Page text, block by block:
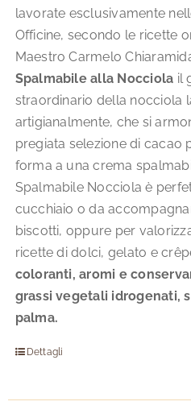
lavorate esclusivamente
Officine, secondo le ricette
Maestro Carmelo
Spalmabile alla Nocciola il
straordinario della nocciola
artigianalmente, che si
pregiata selezione di cacao
forma a una crema
Spalmabile Nocciola è
cucchiaio o da
biscotti, oppure per
ricette di dolci, gelato e
coloranti, aromi e
grassi vegetali idrogenati,
palma.
Dettagli